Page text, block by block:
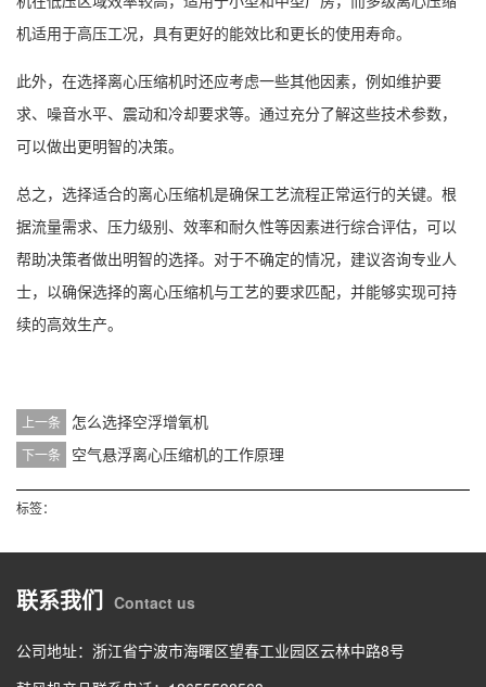
机适用于高压工况，具有更好的能效比和更长的使用寿命。
此外，在选择离心压缩机时还应考虑一些其他因素，例如维护要
求、噪音水平、震动和冷却要求等。通过充分了解这些技术参数，
可以做出更明智的决策。
总之，选择适合的离心压缩机是确保工艺流程正常运行的关键。根
据流量需求、压力级别、效率和耐久性等因素进行综合评估，可以
帮助决策者做出明智的选择。对于不确定的情况，建议咨询专业人
士，以确保选择的离心压缩机与工艺的要求匹配，并能够实现可持
续的高效生产。
上一条 怎么选择空浮增氧机
下一条 空气悬浮离心压缩机的工作原理
标签：
联系我们 Contact us
公司地址：浙江省宁波市海曙区望春工业园区云林中路8号